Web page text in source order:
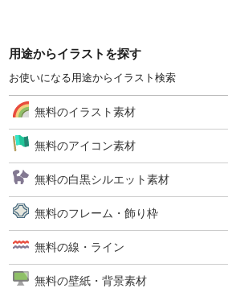
用途からイラストを探す
お使いになる用途からイラスト検索
無料のイラスト素材
無料のアイコン素材
無料の白黒シルエット素材
無料のフレーム・飾り枠
無料の線・ライン
無料の壁紙・背景素材